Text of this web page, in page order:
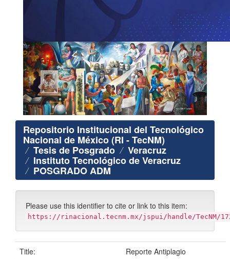
Repositorio Institucional del Tecnológico
Nacional de México (RI - TecNM)
Tesis de Posgrado Veracruz
Instituto Tecnológico de Veracruz
POSGRADO ADM
Please use this identifier to cite or link to this item:
https://rinacional.tecnm.mx/jspui/handle/TecNM/
Title:
Reporte Antiplagio